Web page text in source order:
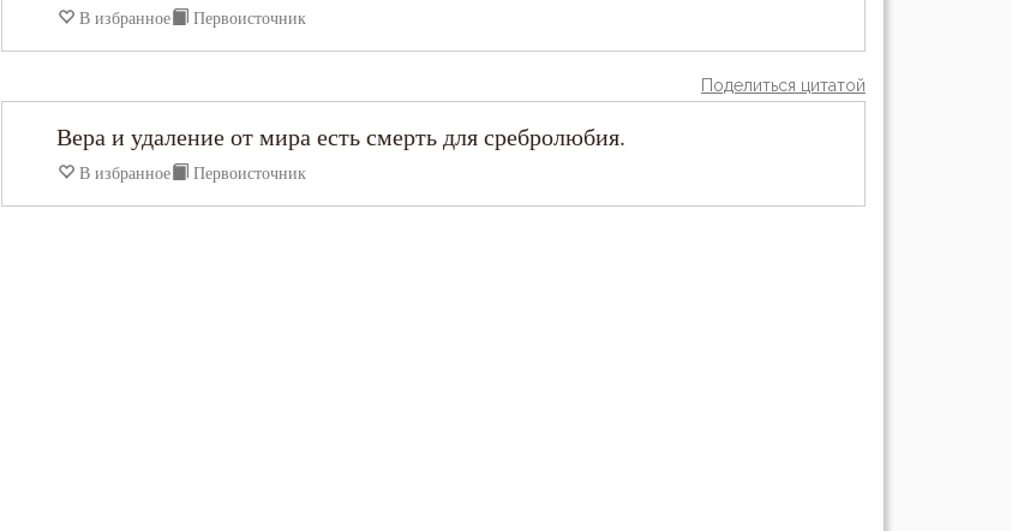
Ефрем Сирин
Иоанн Златоуст
В избранное Первоисточник
Поделиться цитатой
Вера и удаление от мира есть смерть для сребролюбия.
В избранное Первоисточник